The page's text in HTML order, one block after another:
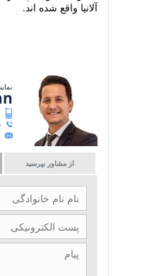
آلانیا واقع شده اند.
94
از مشاور بپرسید